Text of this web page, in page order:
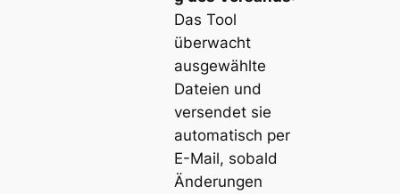
Das Tool
überwacht
ausgewählte
Dateien und
versendet sie
automatisch per
E-Mail, sobald
Änderungen